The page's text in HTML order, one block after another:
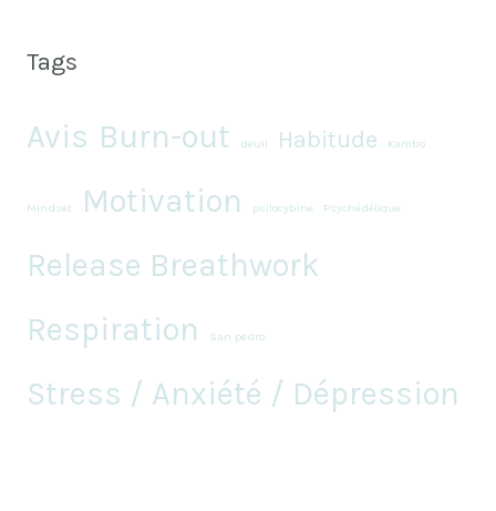
Tags
Avis Burn-out deuil Habitude Kambo
Mindset Motivation psilocybine Psychédélique
Release Breathwork
Respiration
San pedro
Stress / Anxiété / Dépression